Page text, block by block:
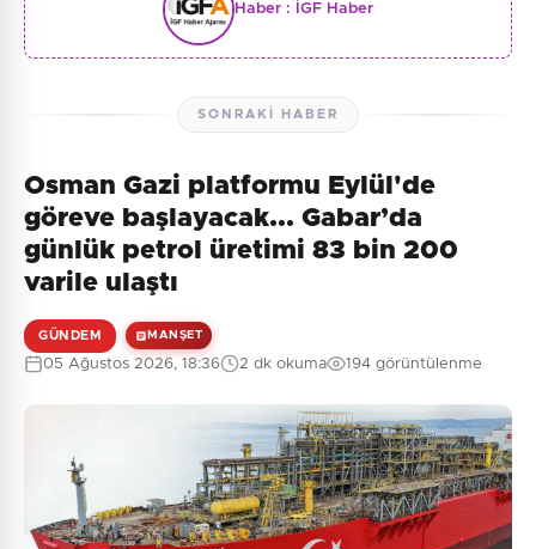
Haber : İGF Haber
SONRAKI HABER
Osman Gazi platformu Eylül'de
göreve başlayacak... Gabar’da
günlük petrol üretimi 83 bin 200
varile ulaştı
GÜNDEM MANŞET
05 Ağustos 2026, 18:36 2 dk okuma 194 görüntülenme